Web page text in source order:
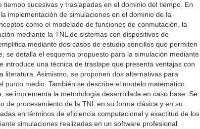
sucesivas y traslapadas en el dominio del tiempo. En
implementación de simulaciones en el dominio de la
como el modelado de funciones de conmutación, la
mediante la TNL de sistemas con dispositivos de
mediante dos casos de estudio sencillos que permiten
se detalla el esquema propuesto para la simulación mediante
introduce una técnica de traslape que presenta ventajas con
Asimismo, se proponen dos alternativas para
medio. También se describe el modelo matemático
se implementa la metodología desarrollada en caso base. Se
de procesamiento de la TNL en su forma clásica y en su
en términos de eficiencia computacional y exactitud de los
simulaciones realizadas en un software profesional